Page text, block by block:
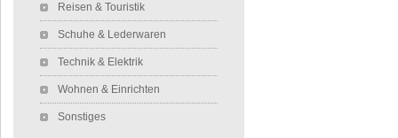
Reisen & Touristik
Schuhe & Lederwaren
Technik & Elektrik
Wohnen & Einrichten
Sonstiges